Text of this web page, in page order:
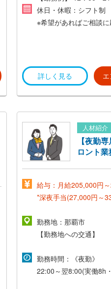
13：30～22：30
16：00～25：00
休日・休暇：シフト制
※希望があればご相談に
詳しく見る
人材紹介
【夜勤
ロント
給与：月給205,000円
*深夜手当(27,000円～
*昇給年1回*
*家族手当有*
勤務地：那覇市
【勤務地への交通】
・マイカー通勤可能
勤務時間：《夜勤》
22:00～翌8:00(実働8h